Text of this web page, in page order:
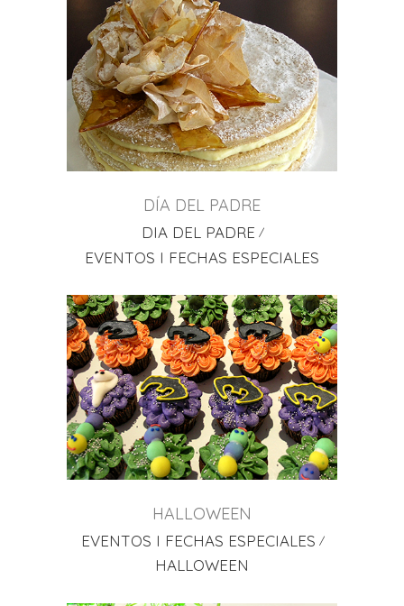
DÍA DEL PADRE
DIA DEL PADRE
EVENTOS I FECHAS ESPECIALES
HALLOWEEN
EVENTOS I FECHAS ESPECIALES
HALLOWEEN